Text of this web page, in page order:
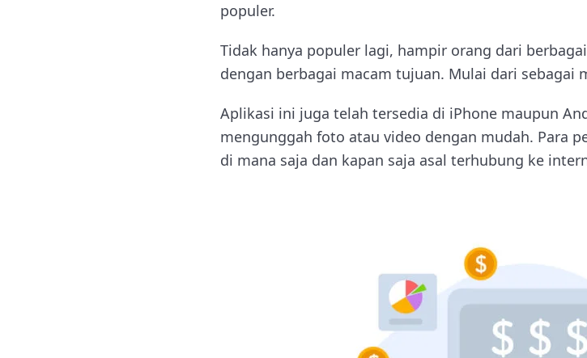
populer.
Tidak hanya populer lagi, hampir orang dari
dengan berbagai macam tujuan. Mulai dari sebagai
Aplikasi ini juga telah tersedia di iPhone maupun
mengunggah foto atau video dengan mudah. Para
di mana saja dan kapan saja asal terhubung ke